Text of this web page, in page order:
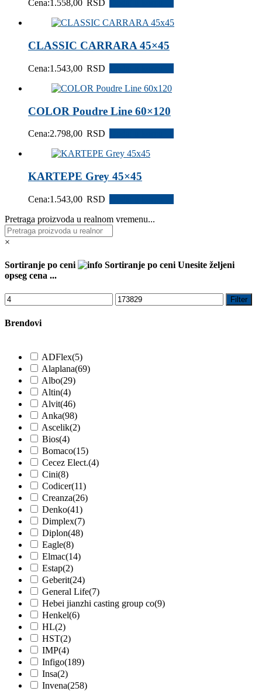
Cena:1.558,00 RSD
CLASSIC CARRARA 45×45
Cena:1.543,00 RSD
COLOR Poudre Line 60×120
Cena:2.798,00 RSD
KARTEPE Grey 45×45
Cena:1.543,00 RSD
Pretraga proizvoda u realnom vremenu...
×
Sortiranje po ceni Sortiranje po ceni Unesite željeni
opseg cena ...
Filter
Brendovi
ADFlex(5)
Alaplana(69)
Albo(29)
Altin(4)
Alvit(46)
Anka(98)
Ascelik(2)
Bios(4)
Bomaco(15)
Cecez Elect.(4)
Cini(8)
Codicer(11)
Creanza(26)
Denko(41)
Dimplex(7)
Diplon(48)
Eagle(8)
Elmac(14)
Estap(2)
Geberit(24)
General Life(7)
Hebei jianzhi casting group co(9)
Henkel(6)
HL(2)
HST(2)
IMP(4)
Infigo(189)
Insa(2)
Invena(258)